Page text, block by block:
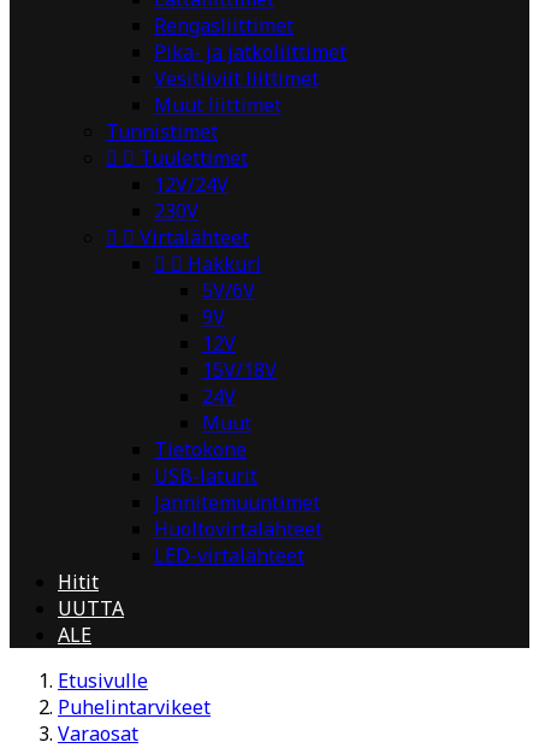
Rengasliittimet
Pika- ja jatkoliittimet
Vesitiiviit liittimet
Muut liittimet
Tunnistimet
  Tuulettimet
12V/24V
230V
  Virtalähteet
  Hakkuri
5V/6V
9V
12V
15V/18V
24V
Muut
Tietokone
USB-laturit
Jännitemuuntimet
Huoltovirtalähteet
LED-virtalähteet
Hitit
UUTTA
ALE
Etusivulle
Puhelintarvikeet
Varaosat